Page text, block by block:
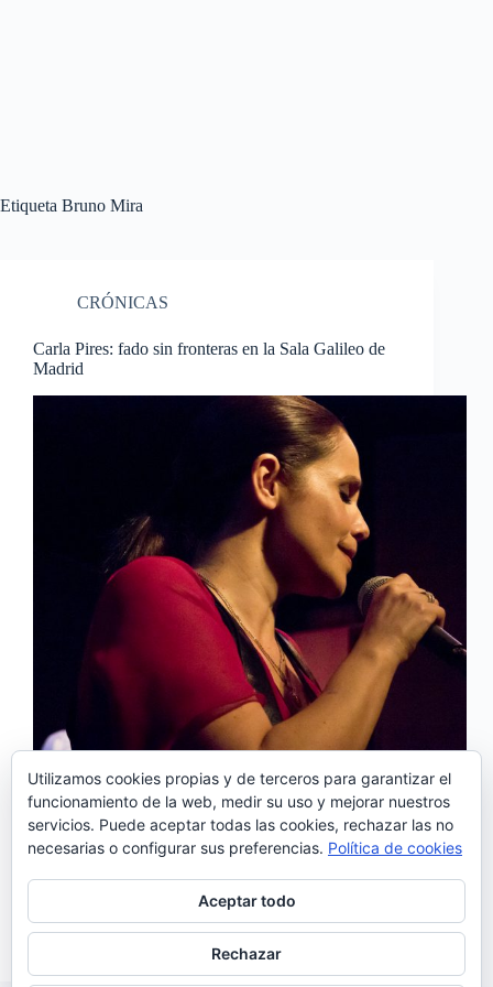
Etiqueta Bruno Mira
CRÓNICAS
Carla Pires: fado sin fronteras en la Sala Galileo de
Madrid
La mítica sala Galileo Galilei de Madrid, recibió
anoche a la fadista Carla Pires que vino a la capital a
presentar los temas de su último disco: «Aqui» .
Junto a los temas de este magnífico álbum, sonaron
otros de…
Noemí Sánchez
27/10/2016
Utilizamos cookies propias y de terceros para garantizar el
funcionamiento de la web, medir su uso y mejorar nuestros
servicios. Puede aceptar todas las cookies, rechazar las no
necesarias o configurar sus preferencias. Política de cookies
Aceptar todo
Rechazar